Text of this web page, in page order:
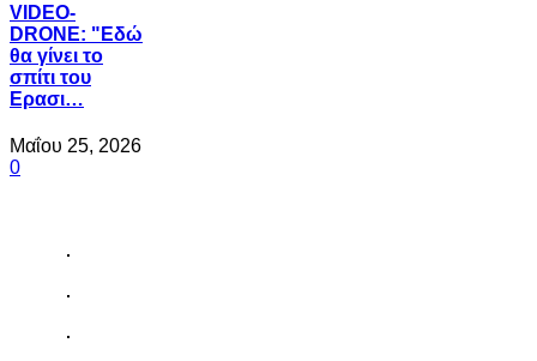
VIDEO-
DRONE: "Εδώ
θα γίνει το
σπίτι του
Ερασι…
Μαΐου 25, 2026
0